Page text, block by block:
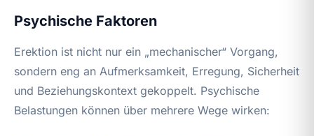
Psychische Faktoren
Erektion ist nicht nur ein „mechanischer“ Vorgang,
sondern eng an Aufmerksamkeit, Erregung, Sicherheit
und Beziehungskontext gekoppelt. Psychische
Belastungen können über mehrere Wege wirken: